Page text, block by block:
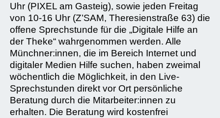
Uhr (PIXEL am Gasteig), sowie jeden Freitag
von 10-16 Uhr (Z’SAM, Theresienstraße 63) die
offene Sprechstunde für die „Digitale Hilfe an
der Theke“ wahrgenommen werden. Alle
Münchner:innen, die im Bereich Internet und
digitaler Medien Hilfe suchen, haben zweimal
wöchentlich die Möglichkeit, in den Live-
Sprechstunden direkt vor Ort persönliche
Beratung durch die Mitarbeiter:innen zu
erhalten. Die Beratung wird kostenfrei